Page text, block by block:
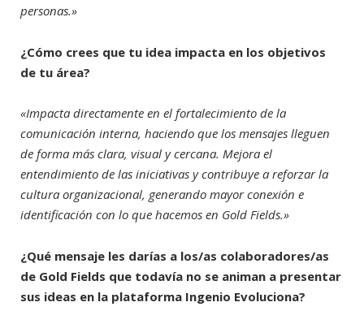
personas.»
¿Cómo crees que tu idea impacta en los objetivos
de tu área?
«Impacta directamente en el fortalecimiento de la
comunicación interna, haciendo que los mensajes lleguen
de forma más clara, visual y cercana. Mejora el
entendimiento de las iniciativas y contribuye a reforzar la
cultura organizacional, generando mayor conexión e
identificación con lo que hacemos en Gold Fields.»
¿Qué mensaje les darías a los/as colaboradores/as
de Gold Fields que todavía no se animan a presentar
sus ideas en la plataforma Ingenio Evoluciona?